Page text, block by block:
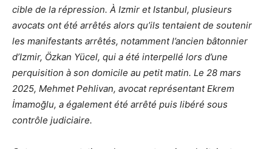
cible de la répression. À Izmir et Istanbul, plusieurs
avocats ont été arrêtés alors qu’ils tentaient de soutenir
les manifestants arrêtés, notamment l’ancien bâtonnier
d’Izmir, Özkan Yücel, qui a été interpellé lors d’une
perquisition à son domicile au petit matin. Le 28 mars
2025, Mehmet Pehlivan, avocat représentant Ekrem
İmamoğlu, a également été arrêté puis libéré sous
contrôle judiciaire.